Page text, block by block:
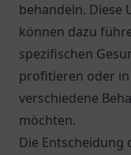
behandeln. Diese
können dazu
spezifischen
profitieren oder
verschiedene
möchten.
Die Entscheidung